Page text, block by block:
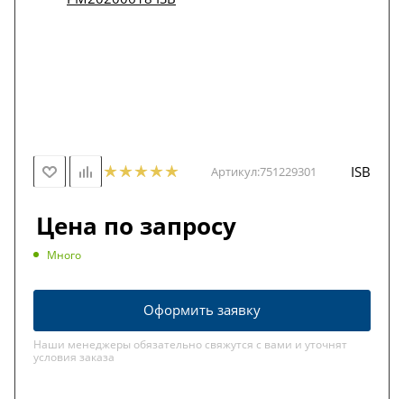
Артикул:751229301 ISB
Цена по запросу
Много
Оформить заявку
Наши менеджеры обязательно свяжутся с вами и уточнят
условия заказа